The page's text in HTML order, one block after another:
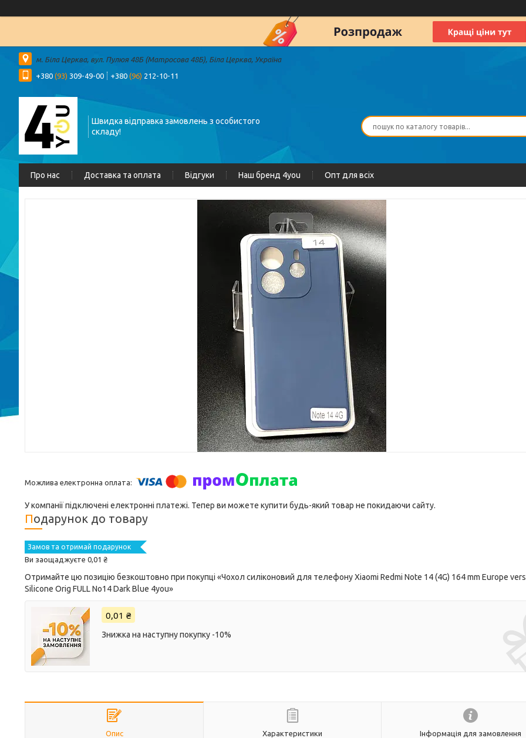
м. Біла Церква, вул. Пулюя 48Б (Матросова 48Б), Біла Церква, Україна
+380 (93) 309-49-00 +380 (96) 212-10-11
Швидка відправка замовлень з особистого
складу!
Про нас Доставка та оплата Відгуки Наш бренд 4you Опт для всіх
У компанії підключені електронні платежі. Тепер ви можете купити будь-який товар не покидаючи сайту.
Подарунок до товару
Замов та отримай подарунок
Ви заощаджуєте 0,01 ₴
Отримайте цю позицію безкоштовно при покупці «Чохол силіконовий для телефону Xiaomi Redmi Note 14 (4G) 164 mm Europe
Silicone Orig FULL No14 Dark Blue 4you»
0,01 ₴
Знижка на наступну покупку -10%
Опис Характеристики Інформація для замовлення